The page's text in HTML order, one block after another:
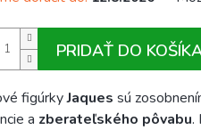
PRIDAŤ DO
figúrkyJaques sú
a zberateľského pôvabu.